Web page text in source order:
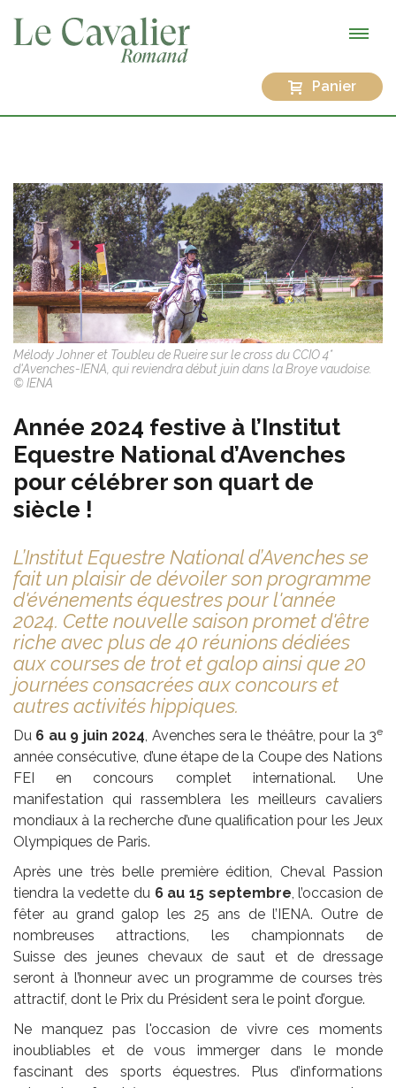
Panier
Mélody Johner et Toubleu de Rueire sur le cross du CCIO 4*
d'Avenches-IENA, qui reviendra début juin dans la Broye vaudoise.
© IENA
Année 2024 festive à l’Institut
Equestre National d’Avenches
pour célébrer son quart de
siècle !
L’Institut Equestre National d’Avenches se
fait un plaisir de dévoiler son programme
d'événements équestres pour l'année
2024. Cette nouvelle saison promet d'être
riche avec plus de 40 réunions dédiées
aux courses de trot et galop ainsi que 20
journées consacrées aux concours et
autres activités hippiques.
Du 6 au 9 juin 2024, Avenches sera le théâtre, pour la 3e
année consécutive, d’une étape de la Coupe des Nations
FEI en concours complet international. Une
manifestation qui rassemblera les meilleurs cavaliers
mondiaux à la recherche d’une qualification pour les Jeux
Olympiques de Paris.
Après une très belle première édition, Cheval Passion
tiendra la vedette du 6 au 15 septembre, l’occasion de
fêter au grand galop les 25 ans de l’IENA. Outre de
nombreuses attractions, les championnats de
Suisse des jeunes chevaux de saut et de dressage
seront à l’honneur avec un programme de courses très
attractif, dont le Prix du Président sera le point d’orgue.
Ne manquez pas l'occasion de vivre ces moments
inoubliables et de vous immerger dans le monde
fascinant des sports équestres. Plus d’informations